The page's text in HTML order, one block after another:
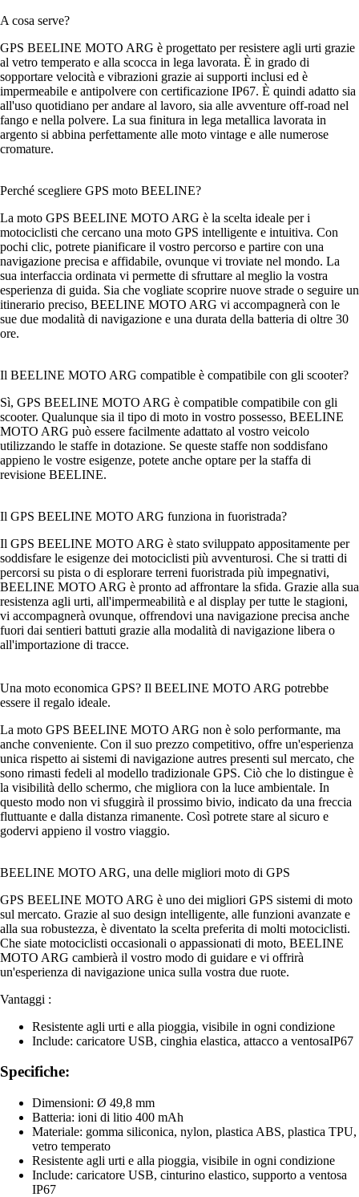
A cosa serve?
GPS BEELINE MOTO ARG è progettato per resistere agli urti grazie
al vetro temperato e alla scocca in lega lavorata. È in grado di
sopportare velocità e vibrazioni grazie ai supporti inclusi ed è
impermeabile e antipolvere con certificazione IP67. È quindi adatto sia
all'uso quotidiano per andare al lavoro, sia alle avventure off-road nel
fango e nella polvere. La sua finitura in lega metallica lavorata in
argento si abbina perfettamente alle moto vintage e alle numerose
cromature.
Perché scegliere GPS moto BEELINE?
La moto GPS BEELINE MOTO ARG è la scelta ideale per i
motociclisti che cercano una moto GPS intelligente e intuitiva. Con
pochi clic, potrete pianificare il vostro percorso e partire con una
navigazione precisa e affidabile, ovunque vi troviate nel mondo. La
sua interfaccia ordinata vi permette di sfruttare al meglio la vostra
esperienza di guida. Sia che vogliate scoprire nuove strade o seguire un
itinerario preciso, BEELINE MOTO ARG vi accompagnerà con le
sue due modalità di navigazione e una durata della batteria di oltre 30
ore.
Il BEELINE MOTO ARG compatible è compatibile con gli scooter?
Sì, GPS BEELINE MOTO ARG è compatible compatibile con gli
scooter. Qualunque sia il tipo di moto in vostro possesso, BEELINE
MOTO ARG può essere facilmente adattato al vostro veicolo
utilizzando le staffe in dotazione. Se queste staffe non soddisfano
appieno le vostre esigenze, potete anche optare per la staffa di
revisione BEELINE.
Il GPS BEELINE MOTO ARG funziona in fuoristrada?
Il GPS BEELINE MOTO ARG è stato sviluppato appositamente per
soddisfare le esigenze dei motociclisti più avventurosi. Che si tratti di
percorsi su pista o di esplorare terreni fuoristrada più impegnativi,
BEELINE MOTO ARG è pronto ad affrontare la sfida. Grazie alla sua
resistenza agli urti, all'impermeabilità e al display per tutte le stagioni,
vi accompagnerà ovunque, offrendovi una navigazione precisa anche
fuori dai sentieri battuti grazie alla modalità di navigazione libera o
all'importazione di tracce.
Una moto economica GPS? Il BEELINE MOTO ARG potrebbe
essere il regalo ideale.
La moto GPS BEELINE MOTO ARG non è solo performante, ma
anche conveniente. Con il suo prezzo competitivo, offre un'esperienza
unica rispetto ai sistemi di navigazione autres presenti sul mercato, che
sono rimasti fedeli al modello tradizionale GPS. Ciò che lo distingue è
la visibilità dello schermo, che migliora con la luce ambientale. In
questo modo non vi sfuggirà il prossimo bivio, indicato da una freccia
fluttuante e dalla distanza rimanente. Così potrete stare al sicuro e
godervi appieno il vostro viaggio.
BEELINE MOTO ARG, una delle migliori moto di GPS
GPS BEELINE MOTO ARG è uno dei migliori GPS sistemi di moto
sul mercato. Grazie al suo design intelligente, alle funzioni avanzate e
alla sua robustezza, è diventato la scelta preferita di molti motociclisti.
Che siate motociclisti occasionali o appassionati di moto, BEELINE
MOTO ARG cambierà il vostro modo di guidare e vi offrirà
un'esperienza di navigazione unica sulla vostra due ruote.
Vantaggi :
Resistente agli urti e alla pioggia, visibile in ogni condizione
Include: caricatore USB, cinghia elastica, attacco a ventosaIP67
Specifiche:
Dimensioni: Ø 49,8 mm
Batteria: ioni di litio 400 mAh
Materiale: gomma siliconica, nylon, plastica ABS, plastica TPU,
vetro temperato
Resistente agli urti e alla pioggia, visibile in ogni condizione
Include: caricatore USB, cinturino elastico, supporto a ventosa
IP67